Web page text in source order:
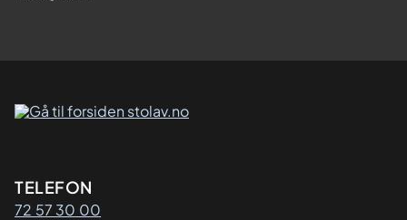
Kontaktinformasjon
TELEFON
72 57 30 00